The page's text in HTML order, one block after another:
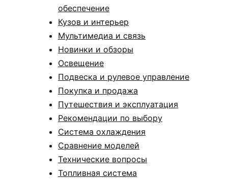
обеспечение
Кузов и интерьер
Мультимедиа и связь
Новинки и обзоры
Освещение
Подвеска и рулевое управление
Покупка и продажа
Путешествия и эксплуатация
Рекомендации по выбору
Система охлаждения
Сравнение моделей
Технические вопросы
Топливная система